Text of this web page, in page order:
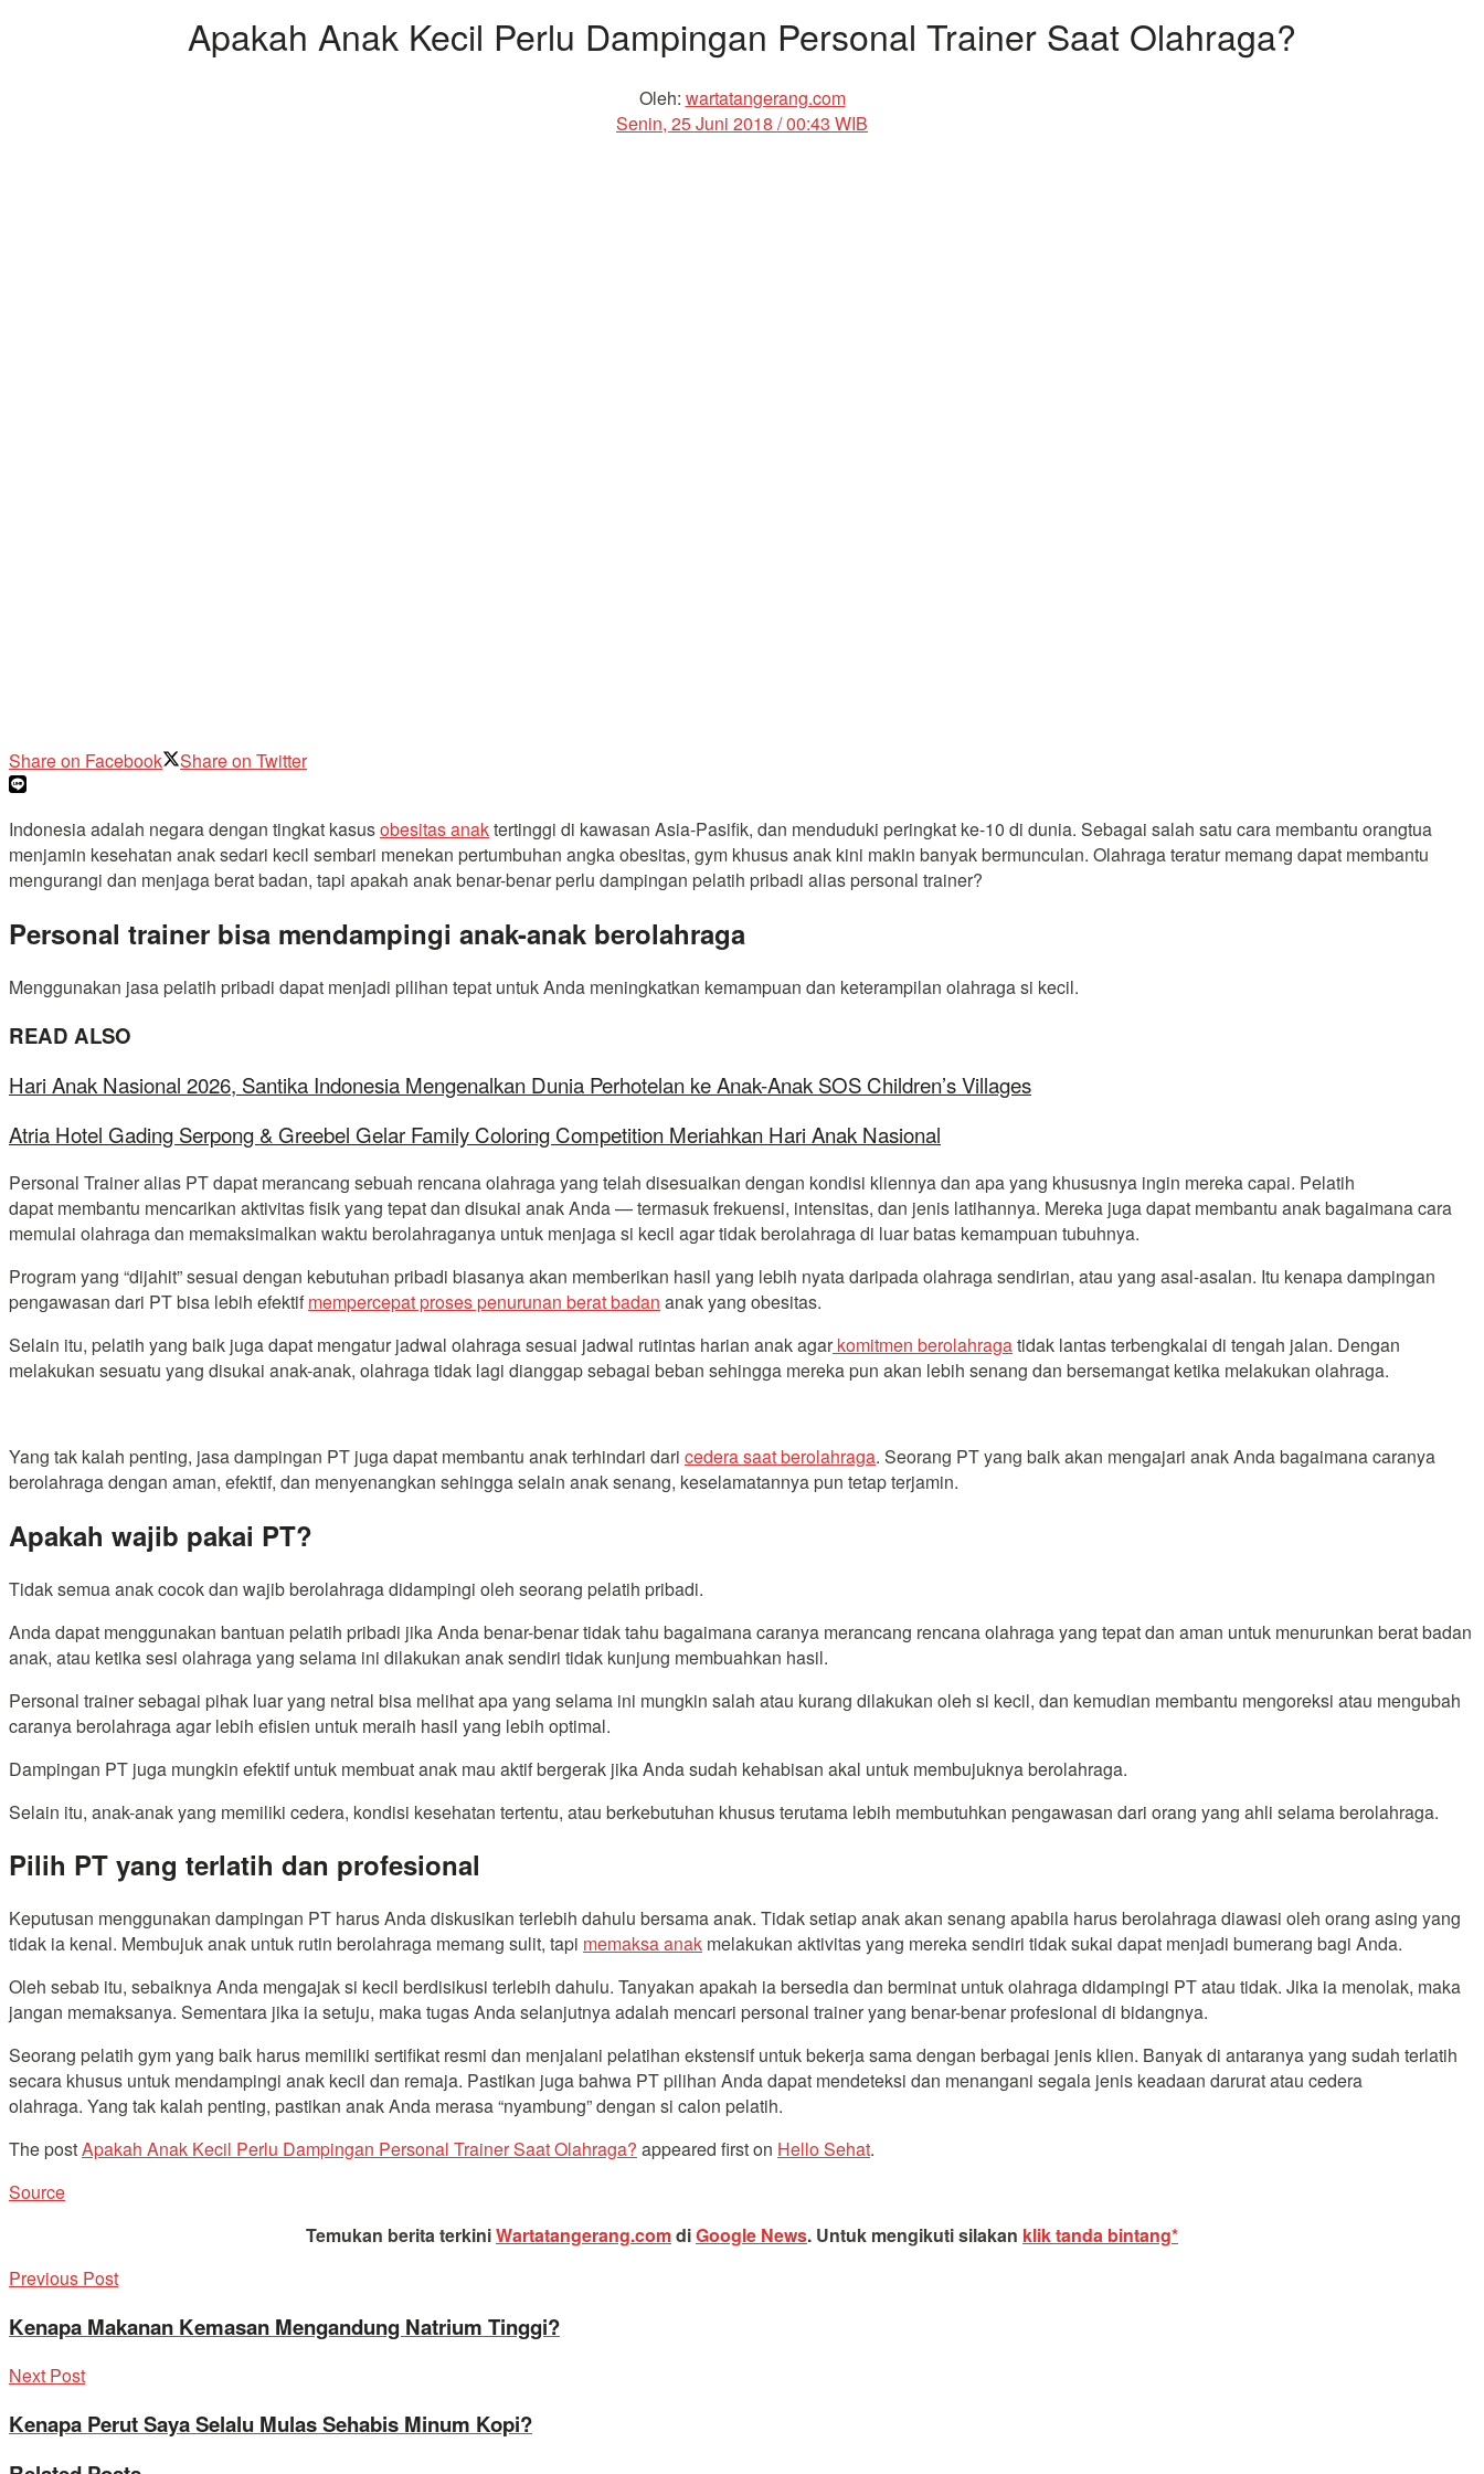
Apakah Anak Kecil Perlu Dampingan Personal Trainer Saat Olahraga?
Oleh: wartatangerang.com
Senin, 25 Juni 2018 / 00:43 WIB
Share on Facebook Share on Twitter
Indonesia adalah negara dengan tingkat kasusobesitas anaktertinggi di kawasan Asia-Pasifik, dan menduduki peringkat ke-10 di dunia. Sebagai salah satu cara membantu orangtua
menjamin kesehatan anak sedari kecil sembari menekan pertumbuhan angka obesitas, gym khusus anak kini makin banyak bermunculan. Olahraga teratur memang dapat membantu
mengurangi dan menjaga berat badan, tapi apakah anak benar-benar perlu dampingan pelatih pribadi alias personal trainer?
Personal trainer bisa mendampingi anak-anak berolahraga
Menggunakan jasa pelatih pribadi dapat menjadi pilihan tepat untuk Anda meningkatkan kemampuan dan keterampilan olahraga si kecil.
READ ALSO
Hari Anak Nasional 2026, Santika Indonesia Mengenalkan Dunia Perhotelan ke Anak-Anak SOS Children’s Villages
Atria Hotel Gading Serpong & Greebel Gelar Family Coloring Competition Meriahkan Hari Anak Nasional
Personal Trainer alias PT dapat merancang sebuah rencana olahraga yang telah disesuaikan dengan kondisi kliennya dan apa yang khususnya ingin mereka capai. Pelatih
dapat membantu mencarikan aktivitas fisik yang tepat dan disukai anak Anda — termasuk frekuensi, intensitas, dan jenis latihannya. Mereka juga dapat membantu anak bagaimana cara
memulai olahraga dan memaksimalkan waktu berolahraganya untuk menjaga si kecil agar tidak berolahraga di luar batas kemampuan tubuhnya.
Program yang “dijahit” sesuai dengan kebutuhan pribadi biasanya akan memberikan hasil yang lebih nyata daripada olahraga sendirian, atau yang asal-asalan. Itu kenapa dampingan
pengawasan dari PT bisa lebih efektifmempercepat proses penurunan berat badan anak yang obesitas.
Selain itu, pelatih yang baik juga dapat mengatur jadwal olahraga sesuai jadwal rutintas harian anak agarkomitmen berolahragatidak lantas terbengkalai di tengah jalan. Dengan
melakukan sesuatu yang disukai anak-anak, olahraga tidak lagi dianggap sebagai beban sehingga mereka pun akan lebih senang dan bersemangat ketika melakukan olahraga.
Yang tak kalah penting, jasa dampingan PT juga dapat membantu anak terhindari dari cedera saat berolahraga. Seorang PT yang baik akan mengajari anak Anda bagaimana caranya
berolahraga dengan aman, efektif, dan menyenangkan sehingga selain anak senang, keselamatannya pun tetap terjamin.
Apakah wajib pakai PT?
Tidak semua anak cocok dan wajib berolahraga didampingi oleh seorang pelatih pribadi.
Anda dapat menggunakan bantuan pelatih pribadi jika Anda benar-benar tidak tahu bagaimana caranya merancang rencana olahraga yang tepat dan aman untuk menurunkan berat badan
anak, atau ketika sesi olahraga yang selama ini dilakukan anak sendiri tidak kunjung membuahkan hasil.
Personal trainer sebagai pihak luar yang netral bisa melihat apa yang selama ini mungkin salah atau kurang dilakukan oleh si kecil, dan kemudian membantu mengoreksi atau mengubah
caranya berolahraga agar lebih efisien untuk meraih hasil yang lebih optimal.
Dampingan PT juga mungkin efektif untuk membuat anak mau aktif bergerak jika Anda sudah kehabisan akal untuk membujuknya berolahraga.
Selain itu, anak-anak yang memiliki cedera, kondisi kesehatan tertentu, atau berkebutuhan khusus terutama lebih membutuhkan pengawasan dari orang yang ahli selama berolahraga.
Pilih PT yang terlatih dan profesional
Keputusan menggunakan dampingan PT harus Anda diskusikan terlebih dahulu bersama anak. Tidak setiap anak akan senang apabila harus berolahraga diawasi oleh orang asing yang
tidak ia kenal. Membujuk anak untuk rutin berolahraga memang sulit, tapi memaksa anak melakukan aktivitas yang mereka sendiri tidak sukai dapat menjadi bumerang bagi Anda.
Oleh sebab itu, sebaiknya Anda mengajak si kecil berdisikusi terlebih dahulu. Tanyakan apakah ia bersedia dan berminat untuk olahraga didampingi PT atau tidak. Jika ia menolak, maka
jangan memaksanya. Sementara jika ia setuju, maka tugas Anda selanjutnya adalah mencari personal trainer yang benar-benar profesional di bidangnya.
Seorang pelatih gym yang baik harus memiliki sertifikat resmi dan menjalani pelatihan ekstensif untuk bekerja sama dengan berbagai jenis klien. Banyak di antaranya yang sudah terlatih
secara khusus untuk mendampingi anak kecil dan remaja. Pastikan juga bahwa PT pilihan Anda dapat mendeteksi dan menangani segala jenis keadaan darurat atau cedera
olahraga. Yang tak kalah penting, pastikan anak Anda merasa “nyambung” dengan si calon pelatih.
The postApakah Anak Kecil Perlu Dampingan Personal Trainer Saat Olahraga? appeared first on Hello Sehat.
Source
Temukan berita terkiniWartatangerang.comdiGoogle News. Untuk mengikuti silakan klik tanda bintang*
Previous Post
Kenapa Makanan Kemasan Mengandung Natrium Tinggi?
Next Post
Kenapa Perut Saya Selalu Mulas Sehabis Minum Kopi?